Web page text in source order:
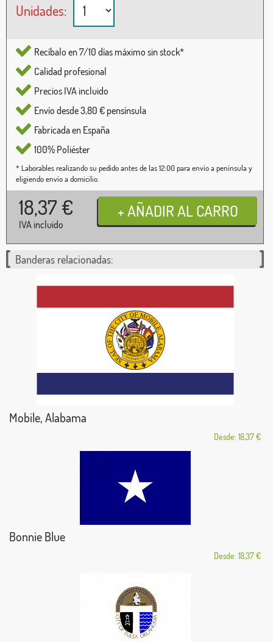
Unidades:
Recíbalo en 7/10 días máximo sin stock*
Calidad profesional
Precios IVA incluido
Envío desde 3,80 € pensínsula
Fabricada en España
100% Poliéster
* Laborables realizando su pedido antes de las 12:00 para envío a península y
eligiendo envío a domicilio.
18,37 €
IVA incluido
Banderas relacionadas:
Mobile, Alabama
Desde: 18,37 €
Bonnie Blue
Desde: 18,37 €